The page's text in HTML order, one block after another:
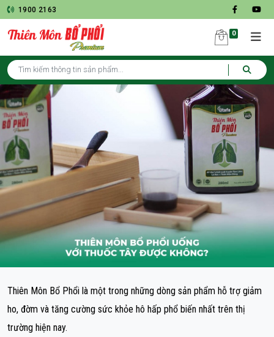
1900 2163
0
Thiên Môn Bổ Phổi là một trong những dòng sản phẩm hỗ trợ giảm
ho, đờm và tăng cường sức khỏe hô hấp phổ biến nhất trên thị
trường hiện nay.